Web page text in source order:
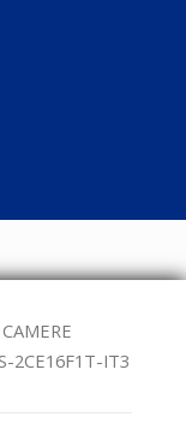
CAMERE
2CE16F1T-IT3